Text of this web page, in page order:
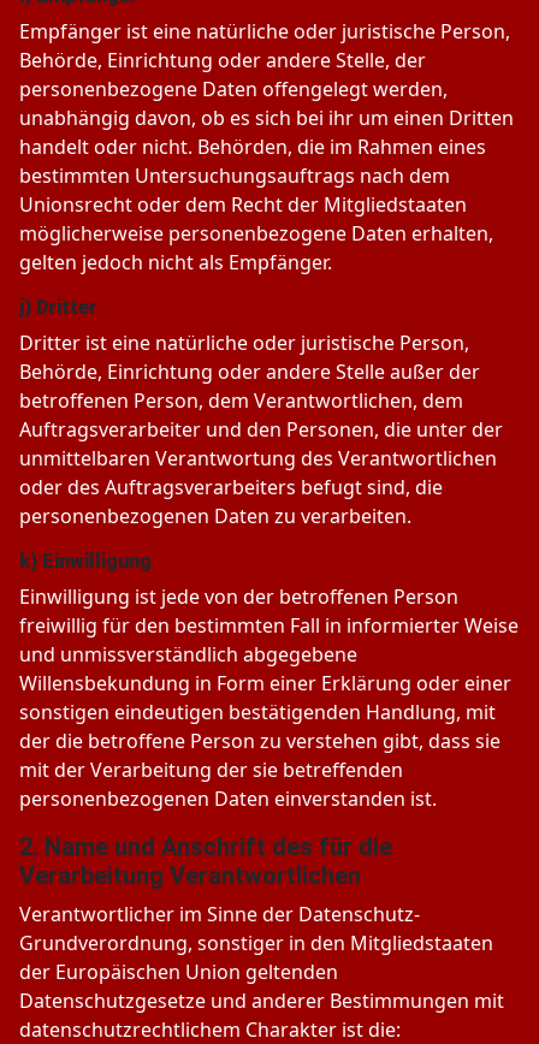
Empfänger ist eine natürliche oder juristische Person,
Behörde, Einrichtung oder andere Stelle, der
personenbezogene Daten offengelegt werden,
unabhängig davon, ob es sich bei ihr um einen Dritten
handelt oder nicht. Behörden, die im Rahmen eines
bestimmten Untersuchungsauftrags nach dem
Unionsrecht oder dem Recht der Mitgliedstaaten
möglicherweise personenbezogene Daten erhalten,
gelten jedoch nicht als Empfänger.
j) Dritter
Dritter ist eine natürliche oder juristische Person,
Behörde, Einrichtung oder andere Stelle außer der
betroffenen Person, dem Verantwortlichen, dem
Auftragsverarbeiter und den Personen, die unter der
unmittelbaren Verantwortung des Verantwortlichen
oder des Auftragsverarbeiters befugt sind, die
personenbezogenen Daten zu verarbeiten.
k) Einwilligung
Einwilligung ist jede von der betroffenen Person
freiwillig für den bestimmten Fall in informierter Weise
und unmissverständlich abgegebene
Willensbekundung in Form einer Erklärung oder einer
sonstigen eindeutigen bestätigenden Handlung, mit
der die betroffene Person zu verstehen gibt, dass sie
mit der Verarbeitung der sie betreffenden
personenbezogenen Daten einverstanden ist.
2. Name und Anschrift des für die
Verarbeitung Verantwortlichen
Verantwortlicher im Sinne der Datenschutz-
Grundverordnung, sonstiger in den Mitgliedstaaten
der Europäischen Union geltenden
Datenschutzgesetze und anderer Bestimmungen mit
datenschutzrechtlichem Charakter ist die: